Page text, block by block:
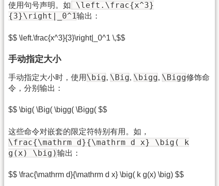
使用句号声明。如
\left.\frac{x^3}
{3}\right|_0^1输出：
$$ \left.\frac{x^3}{3}\right|_0^1 \,$$
手动指定大小
手动指定大小时，使用 \big, \Big, \bigg, \Bigg修饰命
令，分别输出：
$$ \big( \Big( \bigg( \Bigg( $$
这些命令对嵌套的限定符特别有用。如，
\frac{\mathrm d}{\mathrm d x} \big( k
g(x) \big)输出：
$$ \frac{\mathrm d}{\mathrm d x} \big( k g(x) \big) $$